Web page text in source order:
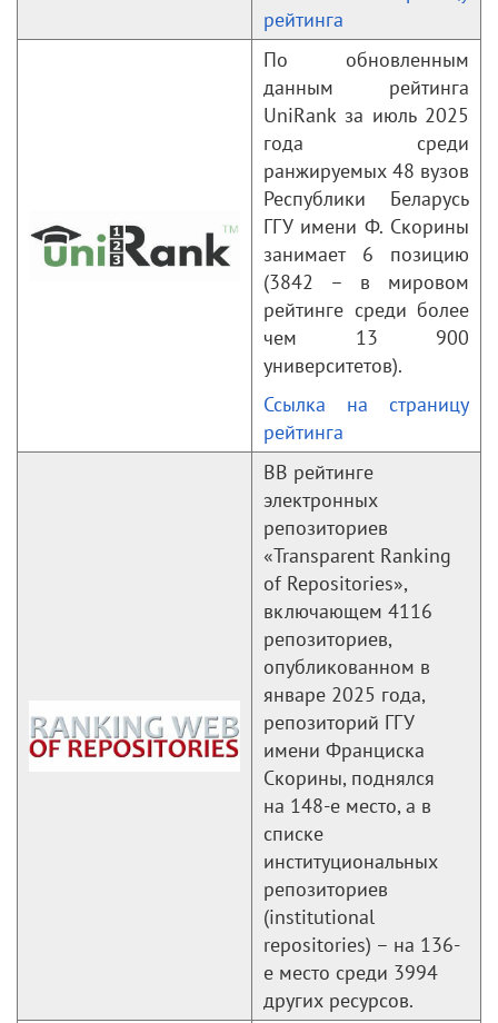
рейтинга
По обновленным
данным рейтинга
UniRank за июль 2025
года среди
ранжируемых 48 вузов
Республики Беларусь
ГГУ имени Ф. Скорины
занимает 6 позицию
(3842 – в мировом
рейтинге среди более
чем 13 900
университетов).
Ссылка на страницу
рейтинга
ВВ рейтинге
электронных
репозиториев
«Transparent Ranking
of Repositories»,
включающем 4116
репозиториев,
опубликованном в
январе 2025 года,
репозиторий ГГУ
имени Франциска
Скорины, поднялся
на 148-е место, а в
списке
институциональных
репозиториев
(institutional
repositories) – на 136-
е место среди 3994
других ресурсов.